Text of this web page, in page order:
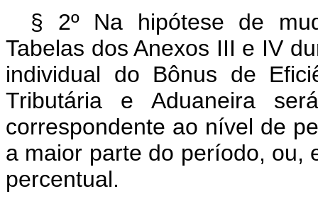
§ 2º Na hipótese de
Tabelas dos Anexos III e IV
individual do Bônus de
Tributária e Aduaneira
correspondente ao nível de
a maior parte do período, ou,
percentual.